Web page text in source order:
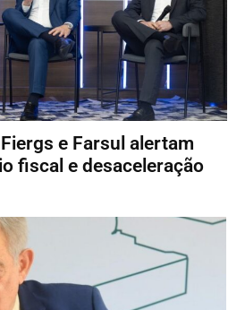
e Farsul alertam
fiscal e desaceleração